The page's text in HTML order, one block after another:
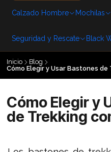
Calzado Hombre Mochilas
Seguridad y Rescate Black
Inicio
Blog
Cómo Elegir y Usar Bastones
Cómo Elegir y
de Trekking